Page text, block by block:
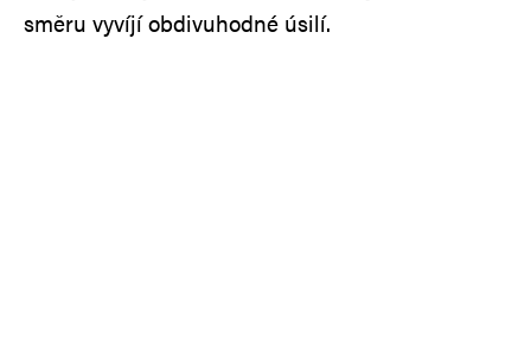
směru vyvíjí obdivuhodné úsilí.